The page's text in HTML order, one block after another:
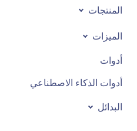
المنتجات
الميزات
أدوات
أدوات الذكاء الاصطناعي
البدائل